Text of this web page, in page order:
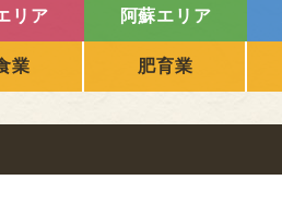
リア 阿蘇エリア
業 肥育業